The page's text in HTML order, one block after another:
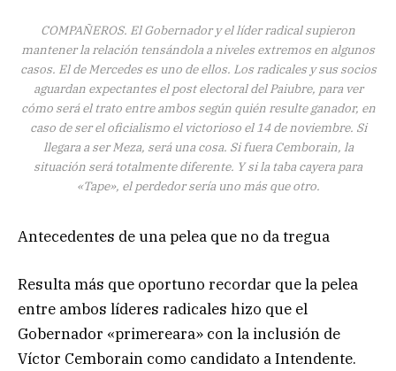
COMPAÑEROS. El Gobernador y el líder radical supieron
mantener la relación tensándola a niveles extremos en algunos
casos. El de Mercedes es uno de ellos. Los radicales y sus socios
aguardan expectantes el post electoral del Paiubre, para ver
cómo será el trato entre ambos según quién resulte ganador, en
caso de ser el oficialismo el victorioso el 14 de noviembre. Si
llegara a ser Meza, será una cosa. Si fuera Cemborain, la
situación será totalmente diferente. Y si la taba cayera para
«Tape», el perdedor sería uno más que otro.
Antecedentes de una pelea que no da tregua
Resulta más que oportuno recordar que la pelea
entre ambos líderes radicales hizo que el
Gobernador «primereara» con la inclusión de
Víctor Cemborain como candidato a Intendente.